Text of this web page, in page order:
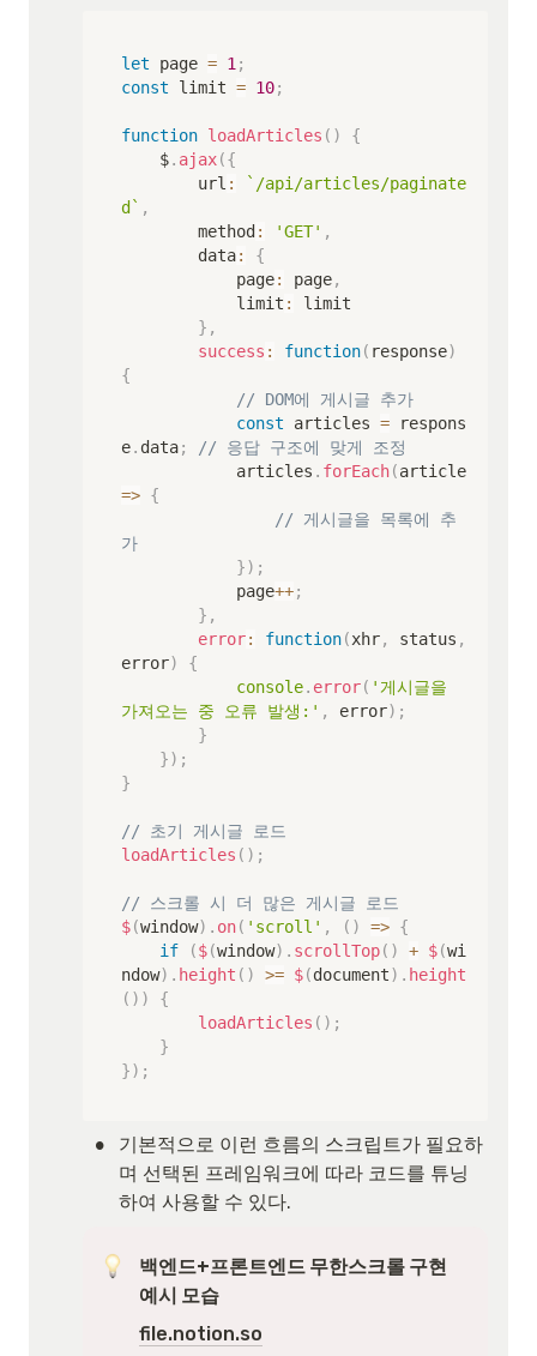
let page = 1;
const limit = 10;
function loadArticles ( )
{
    $
. ajax({
        url
: ` /api/articles/paginate
d ` ,
        method
: 'GET' ,
        data
:
{
            page
: page,
            limit
:
limit
} ,
success : function( response)
{
// DOM에 게시글 추가
const articles = respons
e. data;
// 응답 구조에 맞게 조정
            articles
. forEach(
=> {
// 게시글을 목록에 추
가
}) ;
            page
++;
} ,
error: function(xhr, status ,
error)
{
console. error( '게시글을
가져오는 중 오류 발생:' , error) ;
}
}) ;
}
// 초기 게시글 로드
loadArticles ( ) ;
// 스크롤 시 더 많은 게시글 로드
$(window) . on( 'scroll' , ( ) => {
if
($(window) . scrollTop( ) + $(wi
ndow) . height ( ) >= $(document) . height
( ) )
{
loadArticles ( ) ;
}
}) ;
•
기본적으로 이런 흐름의 스크립트가 필요하
며 선택된 프레임워크에 따라 코드를 튜닝
하여 사용할 수 있다.
백엔드+프론트엔드 무한스크롤 구현
예시 모습
file.notion.so